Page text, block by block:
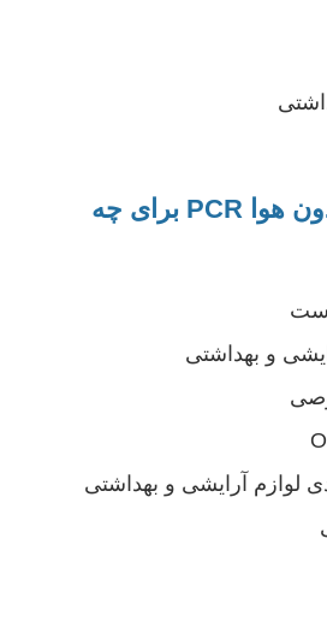
این بطری مینی بدون هوا PCR برای چه
و بهداشتی
لوازم آرایشی و بهداشتی